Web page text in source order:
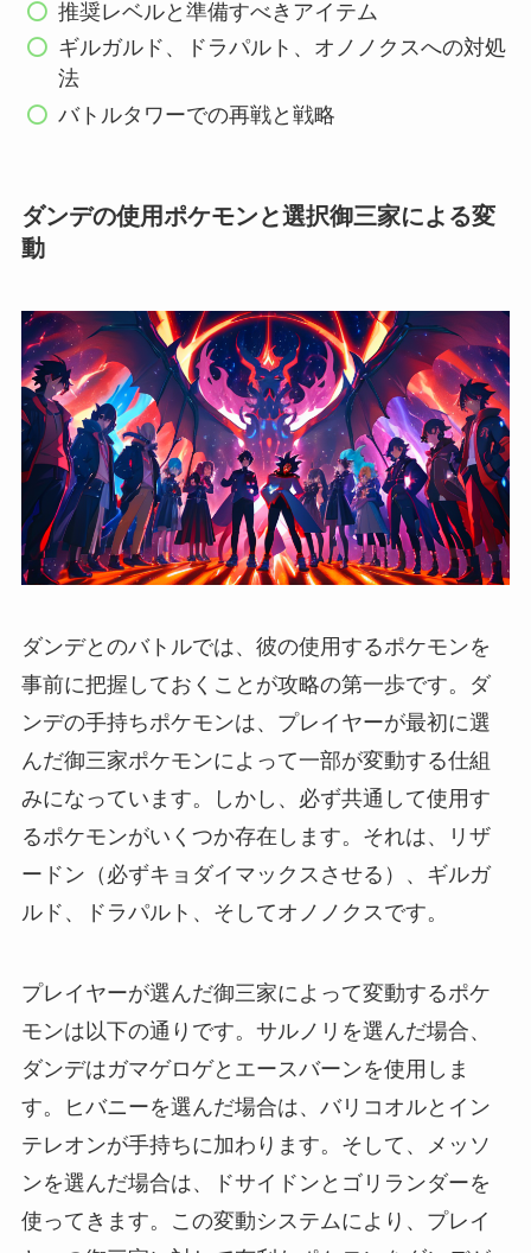
推奨レベルと準備すべきアイテム
ギルガルド、ドラパルト、オノノクスへの対処
法
バトルタワーでの再戦と戦略
ダンデの使用ポケモンと選択御三家による変
動
ダンデとのバトルでは、彼の使用するポケモンを
事前に把握しておくことが攻略の第一歩です。ダ
ンデの手持ちポケモンは、プレイヤーが最初に選
んだ御三家ポケモンによって一部が変動する仕組
みになっています。しかし、必ず共通して使用す
るポケモンがいくつか存在します。それは、リザ
ードン（必ずキョダイマックスさせる）、ギルガ
ルド、ドラパルト、そしてオノノクスです。
プレイヤーが選んだ御三家によって変動するポケ
モンは以下の通りです。サルノリを選んだ場合、
ダンデはガマゲロゲとエースバーンを使用しま
す。ヒバニーを選んだ場合は、バリコオルとイン
テレオンが手持ちに加わります。そして、メッソ
ンを選んだ場合は、ドサイドンとゴリランダーを
使ってきます。この変動システムにより、プレイ